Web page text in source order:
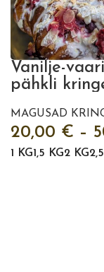
Vanilje-
pähkli
MAGUSAD
20,00 € –
1 KG1,5 KG2 KG